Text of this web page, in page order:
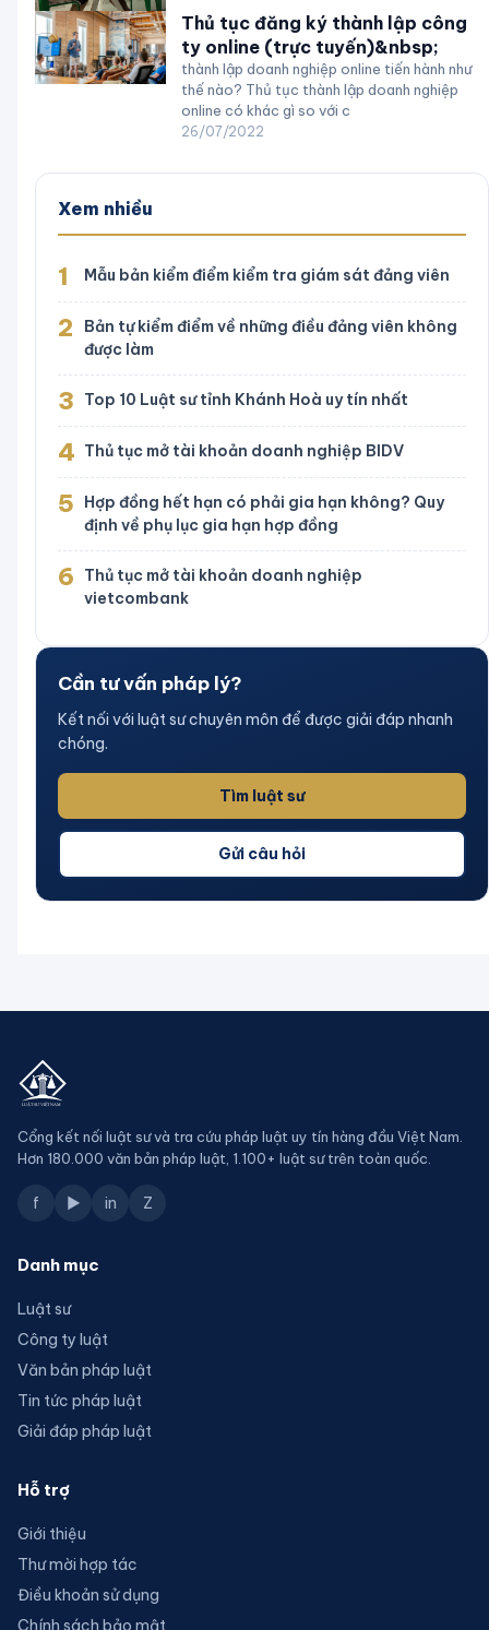
Thủ tục đăng ký thành lập công
ty online (trực tuyến)&nbsp;
thành lập doanh nghiệp online tiến hành như
thế nào? Thủ tục thành lập doanh nghiệp
online có khác gì so với c
26/07/2022
Xem nhiều
1 Mẫu bản kiểm điểm kiểm tra giám sát đảng viên
2
Bản tự kiểm điểm về những điều đảng viên không
được làm
3 Top 10 Luật sư tỉnh Khánh Hoà uy tín nhất
4 Thủ tục mở tài khoản doanh nghiệp BIDV
5
Hợp đồng hết hạn có phải gia hạn không? Quy
định về phụ lục gia hạn hợp đồng
6
Thủ tục mở tài khoản doanh nghiệp
vietcombank
Cần tư vấn pháp lý?
Kết nối với luật sư chuyên môn để được giải đáp nhanh
chóng.
Tìm luật sư
Gửi câu hỏi
Cổng kết nối luật sư và tra cứu pháp luật uy tín hàng đầu Việt Nam.
Hơn 180.000 văn bản pháp luật, 1.100+ luật sư trên toàn quốc.
f ▶ in Z
Danh mục
Luật sư
Công ty luật
Văn bản pháp luật
Tin tức pháp luật
Giải đáp pháp luật
Hỗ trợ
Giới thiệu
Thư mời hợp tác
Điều khoản sử dụng
Chính sách bảo mật